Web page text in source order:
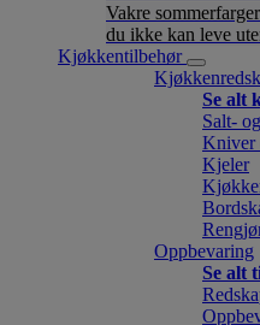
Vakre
du ikke kan leve
Kjøkkentilbehør
Se alt
Salt-
Kniver
Kjeler
Oppbevaring
Se alt